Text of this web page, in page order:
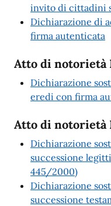
invito di cittadini
Dichiarazione di
firma autenticata
Atto di notorietà
Dichiarazione
eredi con firma
Atto di notorietà
Dichiarazione
successione
445/2000)
Dichiarazione
successione